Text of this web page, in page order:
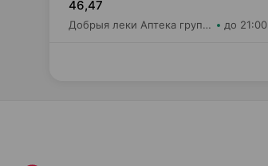
46,47
Добрыя леки Аптека групп Юг ЗАО Аптека №38 до 21:00